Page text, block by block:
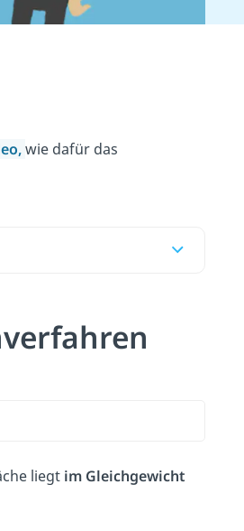
wie dafür das
liegt im Gleichgewicht